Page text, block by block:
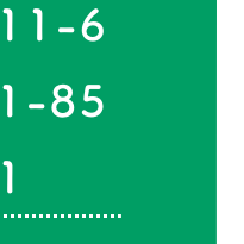
6
85